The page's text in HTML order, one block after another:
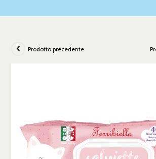
Prodotto precedente